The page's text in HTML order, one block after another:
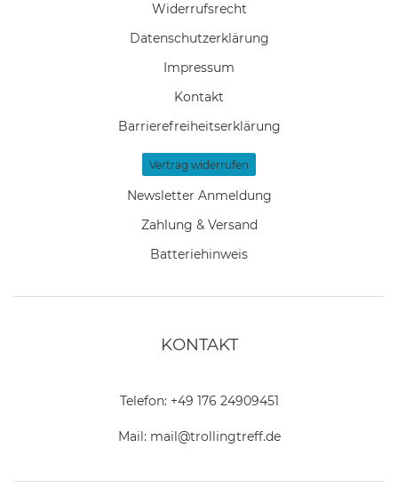
Widerrufs­recht
Daten­schutz­erklärung
Impressum
Kontakt
Barrierefreiheitserklärung
Vertrag widerrufen
Newsletter Anmeldung
Zahlung & Versand
Batteriehinweis
KONTAKT
Telefon: +49 176 24909451
Mail: mail@trollingtreff.de